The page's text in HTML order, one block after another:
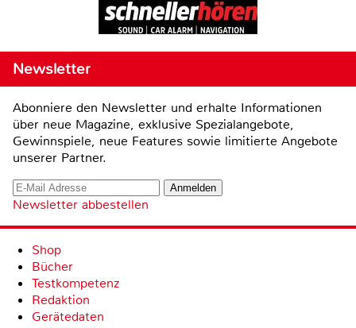
Newsletter
Abonniere den Newsletter und erhalte Informationen
über neue Magazine, exklusive Spezialangebote,
Gewinnspiele, neue Features sowie limitierte Angebote
unserer Partner.
Newsletter abbestellen
Shop
Bücher
Testkompetenz
Redaktion
Gerätedaten